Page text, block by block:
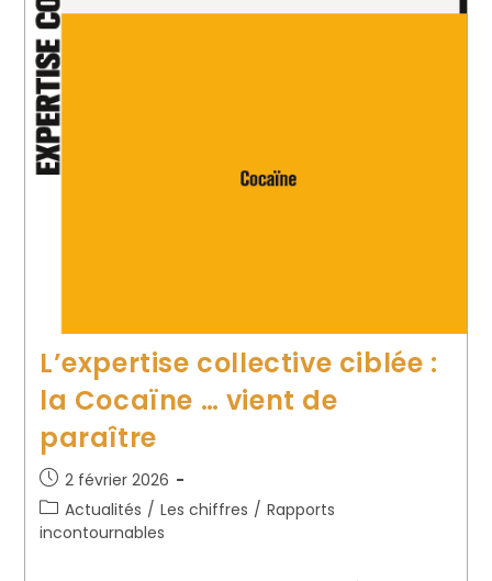
L’expertise collective ciblée :
la Cocaïne … vient de
paraître
2 février 2026
Actualités / Les chiffres / Rapports
incontournables